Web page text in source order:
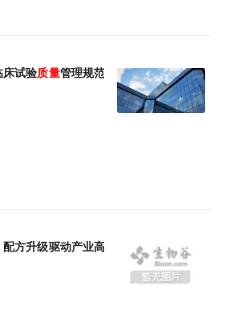
试验质量管理规范再升级
方升级驱动产业高 发展